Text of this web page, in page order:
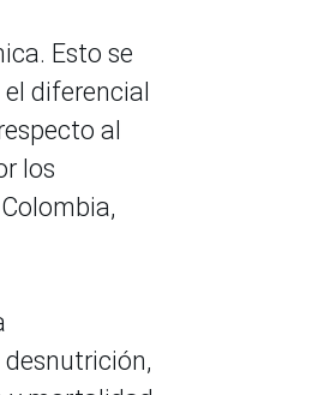
Esto se
diferencial
al
los